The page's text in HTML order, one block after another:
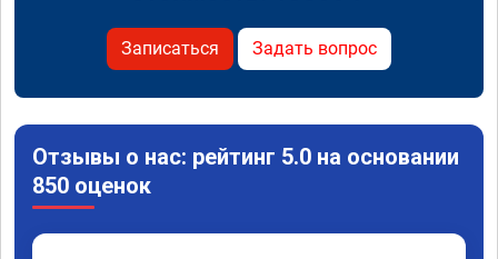
Записаться Задать вопрос
Отзывы о нас: рейтинг 5.0 на основании
850 оценок